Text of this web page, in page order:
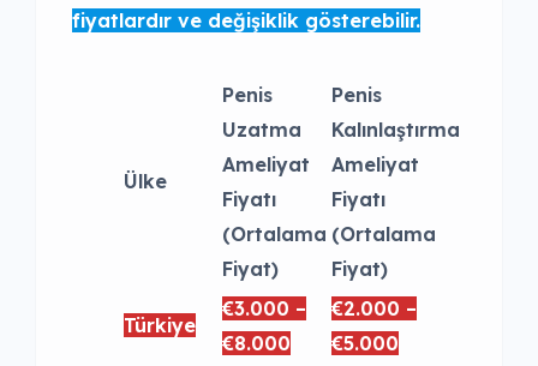
fiyatlardır ve değişiklik gösterebilir.
Ülke
Penis
Uzatma
Ameliyat
Fiyatı
(Ortalama
Fiyat)
Penis
Kalınlaştırma
Ameliyat
Fiyatı
(Ortalama
Fiyat)
Türkiye
€3.000 –
€8.000
€2.000 –
€5.000